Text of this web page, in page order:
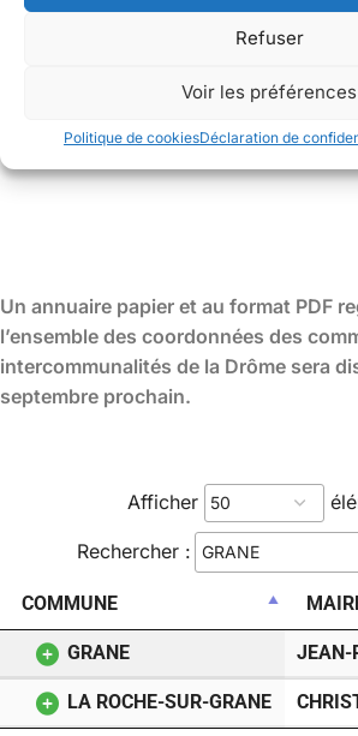
Refuser
Voir les préférences
Politique de cookiesDéclaration de
Un annuaire papier et au format PDF
l’ensemble des coordonnées des
intercommunalités de la Drôme sera
septembre prochain.
Afficher
Rechercher :
COMMUNE
GRANE JEAN-
LA ROCHE-SUR-GRANE